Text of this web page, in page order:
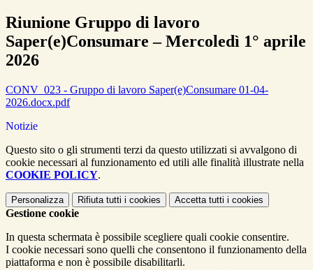
Riunione Gruppo di lavoro
Saper(e)Consumare – Mercoledì 1° aprile
2026
CONV_023 - Gruppo di lavoro Saper(e)Consumare 01-04-
2026.docx.pdf
Notizie
Questo sito o gli strumenti terzi da questo utilizzati si avvalgono di
cookie necessari al funzionamento ed utili alle finalità illustrate nella
COOKIE POLICY.
Personalizza Rifiuta tutti i cookies Accetta tutti i cookies
Gestione cookie
In questa schermata è possibile scegliere quali cookie consentire.
I cookie necessari sono quelli che consentono il funzionamento della
piattaforma e non è possibile disabilitarli.